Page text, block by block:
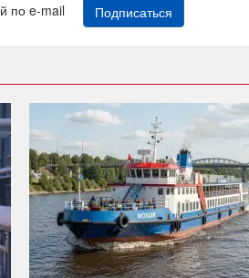
по e-mail Подписаться